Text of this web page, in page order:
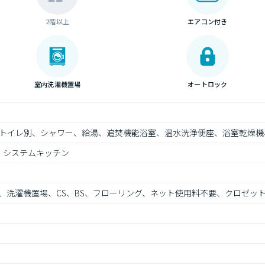
2階以上 エアコン付き
室内洗濯機置場 オートロック
イレ別、シャワー、給湯、追焚機能浴室、温水洗浄便座、浴室乾燥
ステムキッチン
洗濯機置場、CS、BS、フローリング、ネット使用料不要、クロゼッ